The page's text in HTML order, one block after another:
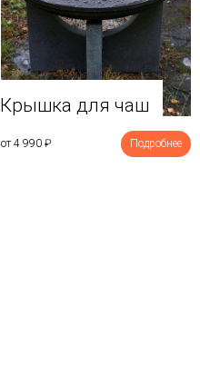
Крышка для чаш
от 4 990 ₽ Подробнее